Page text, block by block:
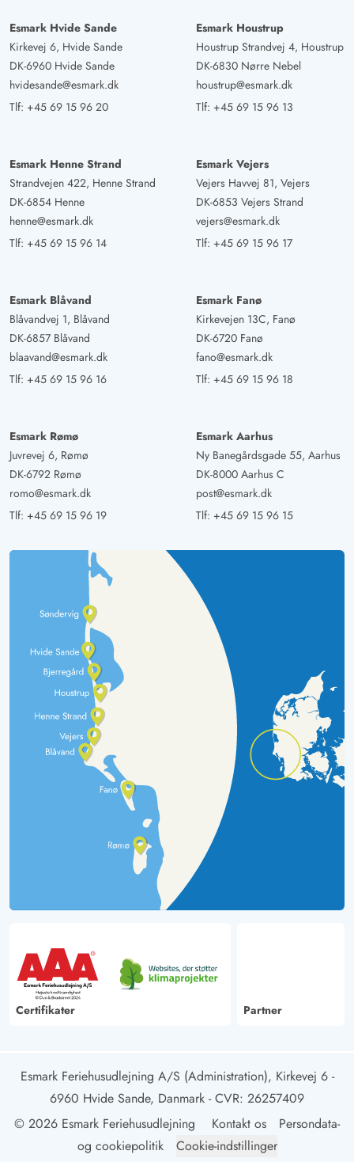
Esmark Hvide Sande
Kirkevej 6, Hvide Sande
DK-6960 Hvide Sande
hvidesande@esmark.dk
Tlf: +45 69 15 96 20
Esmark Houstrup
Houstrup Strandvej 4, Houstrup
DK-6830 Nørre Nebel
houstrup@esmark.dk
Tlf: +45 69 15 96 13
Esmark Henne Strand
Strandvejen 422, Henne Strand
DK-6854 Henne
henne@esmark.dk
Tlf: +45 69 15 96 14
Esmark Vejers
Vejers Havvej 81, Vejers
DK-6853 Vejers Strand
vejers@esmark.dk
Tlf: +45 69 15 96 17
Esmark Blåvand
Blåvandvej 1, Blåvand
DK-6857 Blåvand
blaavand@esmark.dk
Tlf: +45 69 15 96 16
Esmark Fanø
Kirkevejen 13C, Fanø
DK-6720 Fanø
fano@esmark.dk
Tlf: +45 69 15 96 18
Esmark Rømø
Juvrevej 6, Rømø
DK-6792 Rømø
romo@esmark.dk
Tlf: +45 69 15 96 19
Esmark Aarhus
Ny Banegårdsgade 55, Aarhus
DK-8000 Aarhus C
post@esmark.dk
Tlf: +45 69 15 96 15
Certifikater Partner
Esmark Feriehusudlejning A/S (Administration), Kirkevej 6 -
6960 Hvide Sande, Danmark - CVR: 26257409
© 2026 Esmark Feriehusudlejning
Kontakt os
Persondata-
og cookiepolitik
Cookie-indstillinger